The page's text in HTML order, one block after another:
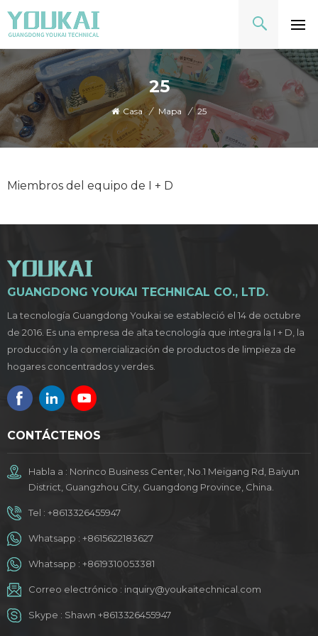
25
Casa / Mapa / 25
Miembros del equipo de I + D
GUANGDONG YOUKAI TECHNICAL CO., LTD.
La tecnología Guangdong Youkai se estableció el 14 de octubre
de 2016. Es una empresa de alta tecnología que integra la I + D, la
producción y la comercialización de productos de limpieza de
hogares concentrados y verdes.
CONTÁCTENOS
Habla a : Norinco Business Center, No.1 Meigang Rd, Baiyun
District, Guangzhou City, Guangdong Province, China.
Tel : +8613326455947
Whatsapp : +8615622183627
Whatsapp : +8619310053381
Correo electrónico : inquiry@youkaitechnical.com
Skype : Shawn +8613326455947